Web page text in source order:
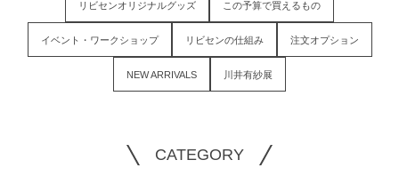
リビセンオリジナルグッズ この予算で買えるもの
イベント・ワークショップ リビセンの仕組み 注文オプション
NEW ARRIVALS 川井有紗展
CATEGORY